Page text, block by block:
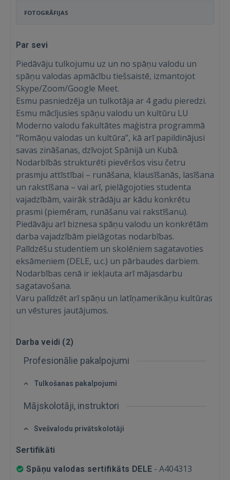
Ienākt
Aizmirsāt paroli?
GOOGLE
FOTOGRĀFIJAS
Par sevi
Piedāvāju tulkojumu uz un no spāņu valodu un
spāņu valodas apmācību tiešsaistē, izmantojot
Skype/Zoom/Google Meet.
Esmu pasniedzēja un tulkotāja ar 4 gadu pieredzi.
Esmu mācījusies spāņu valodu un kultūru LU
Moderno valodu fakultātes maģistra programmā
“Romāņu valodas un kultūra”, kā arī papildinājusi
savas zināšanas, dzīvojot Spānijā un Kubā.
Nodarbībās strukturēti pievēršos visu četru
prasmju attīstībai – runāšana, klausīšanās, lasīšana
un rakstīšana – vai arī, pielāgojoties studenta
vajadzībām, vairāk strādāju ar kādu konkrētu
prasmi (piemēram, runāšanu vai rakstīšanu).
Piedāvāju arī biznesa spāņu valodu un konkrētām
darba vajadzībām pielāgotas nodarbības.
Palīdzēšu studentiem un skolēniem sagatavoties
eksāmeniem (DELE, u.c.) un pārbaudes darbiem.
Nodarbības cenā ir iekļauta arī mājasdarbu
sagatavošana.
Varu palīdzēt arī spāņu un latīņamerikāņu kultūras
un vēstures jautājumos.
Darba veidi (2)
Profesionālie pakalpojumi
Tulkošanas pakalpojumi
Mājskolotāji, instruktori
Svešvalodu privātskolotāji
Sertifikāti
Spāņu valodas sertifikāts DELE -A404313